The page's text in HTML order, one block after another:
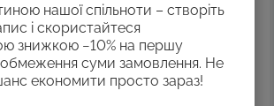
нашої спільноти – створіть
і скористайтеся
знижкою −10% на першу
обмеження суми замовлення. Не
економити просто зараз!
роблять роботу декоратора легкою та
забезпечує рівномірне нанесення.